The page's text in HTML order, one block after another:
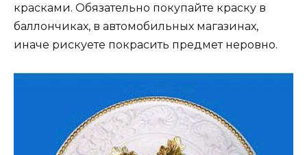
красками. Обязательно покупайте краску в
баллончиках, в автомобильных магазинах,
иначе рискуете покрасить предмет неровно.